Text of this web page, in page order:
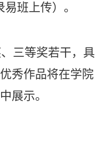
班上传）。
三等奖若干，具
秀作品将在学院
展示。